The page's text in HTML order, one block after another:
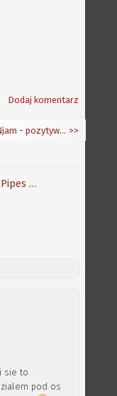
Dodaj komentarz
Njam - pozytywny SDL >>
Galeria: Bars & Pipes Professional
sie to
pod os